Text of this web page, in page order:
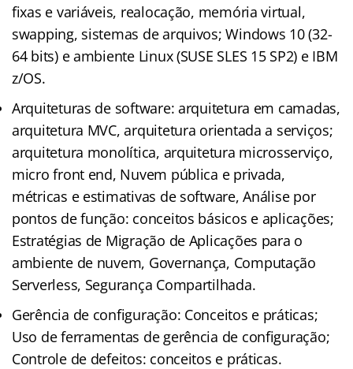
fixas e variáveis, realocação, memória virtual,
swapping, sistemas de arquivos; Windows 10 (32-
64 bits) e ambiente Linux (SUSE SLES 15 SP2) e IBM
z/OS.
Arquiteturas de software: arquitetura em camadas,
arquitetura MVC, arquitetura orientada a serviços;
arquitetura monolítica, arquitetura microsserviço,
micro front end, Nuvem pública e privada,
métricas e estimativas de software, Análise por
pontos de função: conceitos básicos e aplicações;
Estratégias de Migração de Aplicações para o
ambiente de nuvem, Governança, Computação
Serverless, Segurança Compartilhada.
Gerência de configuração: Conceitos e práticas;
Uso de ferramentas de gerência de configuração;
Controle de defeitos: conceitos e práticas.